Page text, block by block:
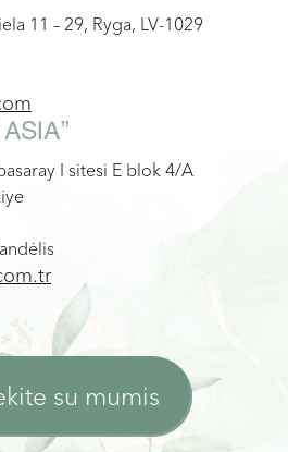
11 – 29, Ryga, LV-1029
I sitesi E blok 4/A
su mumis